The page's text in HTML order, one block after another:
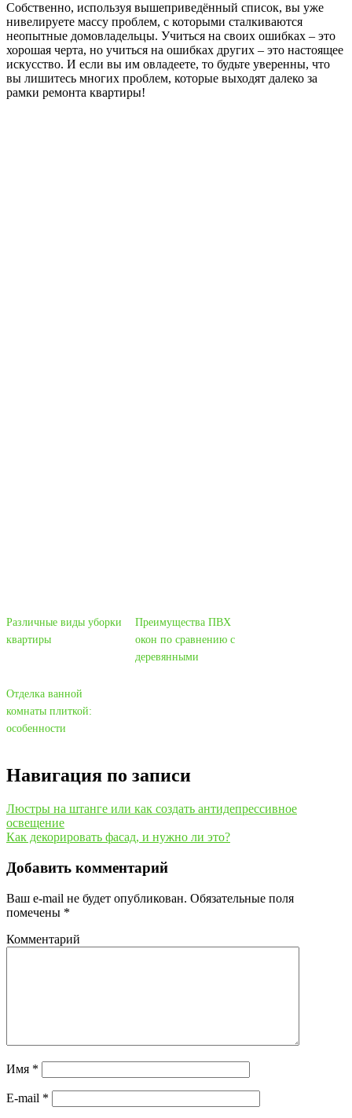
Собственно, используя вышеприведённый список, вы уже
нивелируете массу проблем, с которыми сталкиваются
неопытные домовладельцы. Учиться на своих ошибках – это
хорошая черта, но учиться на ошибках других – это настоящее
искусство. И если вы им овладеете, то будьте уверенны, что
вы лишитесь многих проблем, которые выходят далеко за
рамки ремонта квартиры!
Различные виды уборки
квартиры
Преимущества ПВХ
окон по сравнению с
деревянными
Отделка ванной
комнаты плиткой:
особенности
Навигация по записи
Люстры на штанге или как создать антидепрессивное
освещение
Как декорировать фасад, и нужно ли это?
Добавить комментарий
Ваш e-mail не будет опубликован. Обязательные поля
помечены *
Комментарий
Имя *
E-mail *